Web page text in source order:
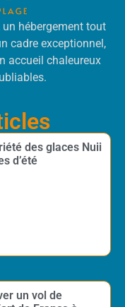
un hébergement tout
cadre exceptionnel,
accueil chaleureux
des glaces Nuii
d’été
un vol de